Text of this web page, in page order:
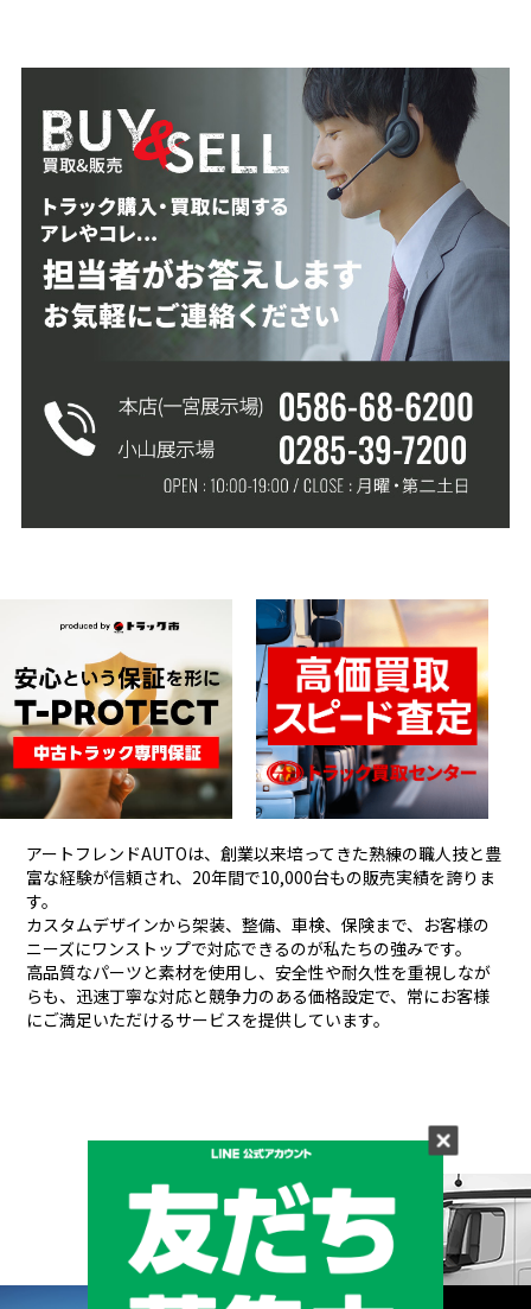
アートフレンドAUTOは、創業以来培ってきた熟練の職人技と豊
富な経験が信頼され、 20年間で10,000台もの販売実績を誇りま
す。
カスタムデザインから架装、整備、車検、保険まで、お客様の
ニーズにワンストップで対応できるのが私たちの強みです。
高品質なパーツと素材を使用し、安全性や耐久性を重視しなが
らも、 迅速丁寧な対応と競争力のある価格設定で、常にお客様
にご満足いただけるサービスを提供しています。
メーカーと形状から探す
BRAND & TYPE